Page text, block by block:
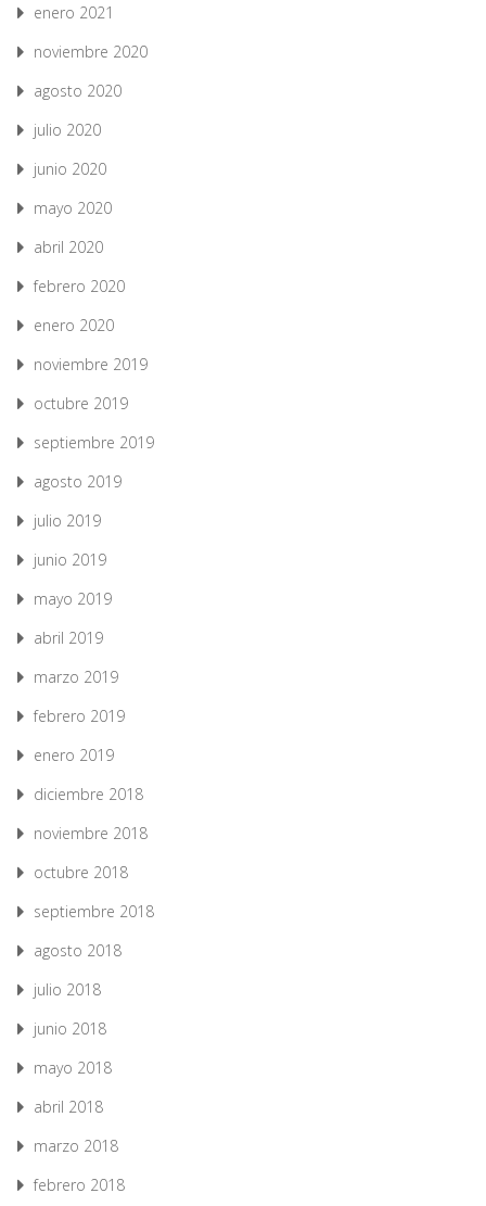
enero 2021
noviembre 2020
agosto 2020
julio 2020
junio 2020
mayo 2020
abril 2020
febrero 2020
enero 2020
noviembre 2019
octubre 2019
septiembre 2019
agosto 2019
julio 2019
junio 2019
mayo 2019
abril 2019
marzo 2019
febrero 2019
enero 2019
diciembre 2018
noviembre 2018
octubre 2018
septiembre 2018
agosto 2018
julio 2018
junio 2018
mayo 2018
abril 2018
marzo 2018
febrero 2018